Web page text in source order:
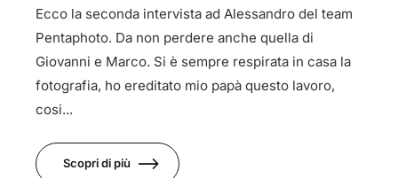
Ecco la seconda intervista ad Alessandro del team
Pentaphoto. Da non perdere anche quella di
Giovanni e Marco. Si è sempre respirata in casa la
fotografia, ho ereditato mio papà questo lavoro,
cosi...
Scopri di più